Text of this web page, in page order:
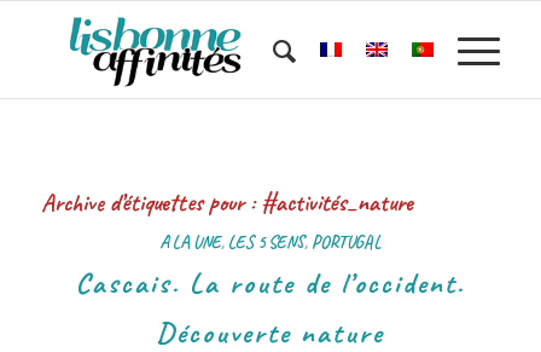
Archive d’étiquettes pour :#activités_nature
A LA UNE, LES 5 SENS, PORTUGAL
Cascais. La route de l’occident.
Découverte nature